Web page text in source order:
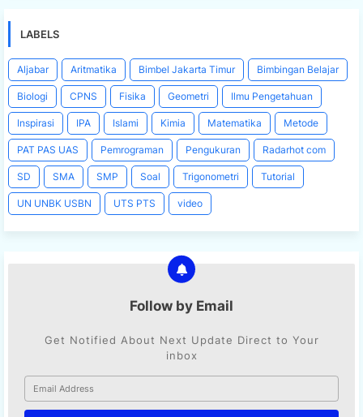
LABELS
Aljabar Aritmatika Bimbel Jakarta Timur Bimbingan Belajar
Biologi CPNS Fisika Geometri Ilmu Pengetahuan
Inspirasi IPA Islami Kimia Matematika Metode
PAT PAS UAS Pemrograman Pengukuran Radarhot com
SD SMA SMP Soal Trigonometri Tutorial
UN UNBK USBN UTS PTS video
Follow by Email
Get Notified About Next Update Direct to Your
inbox